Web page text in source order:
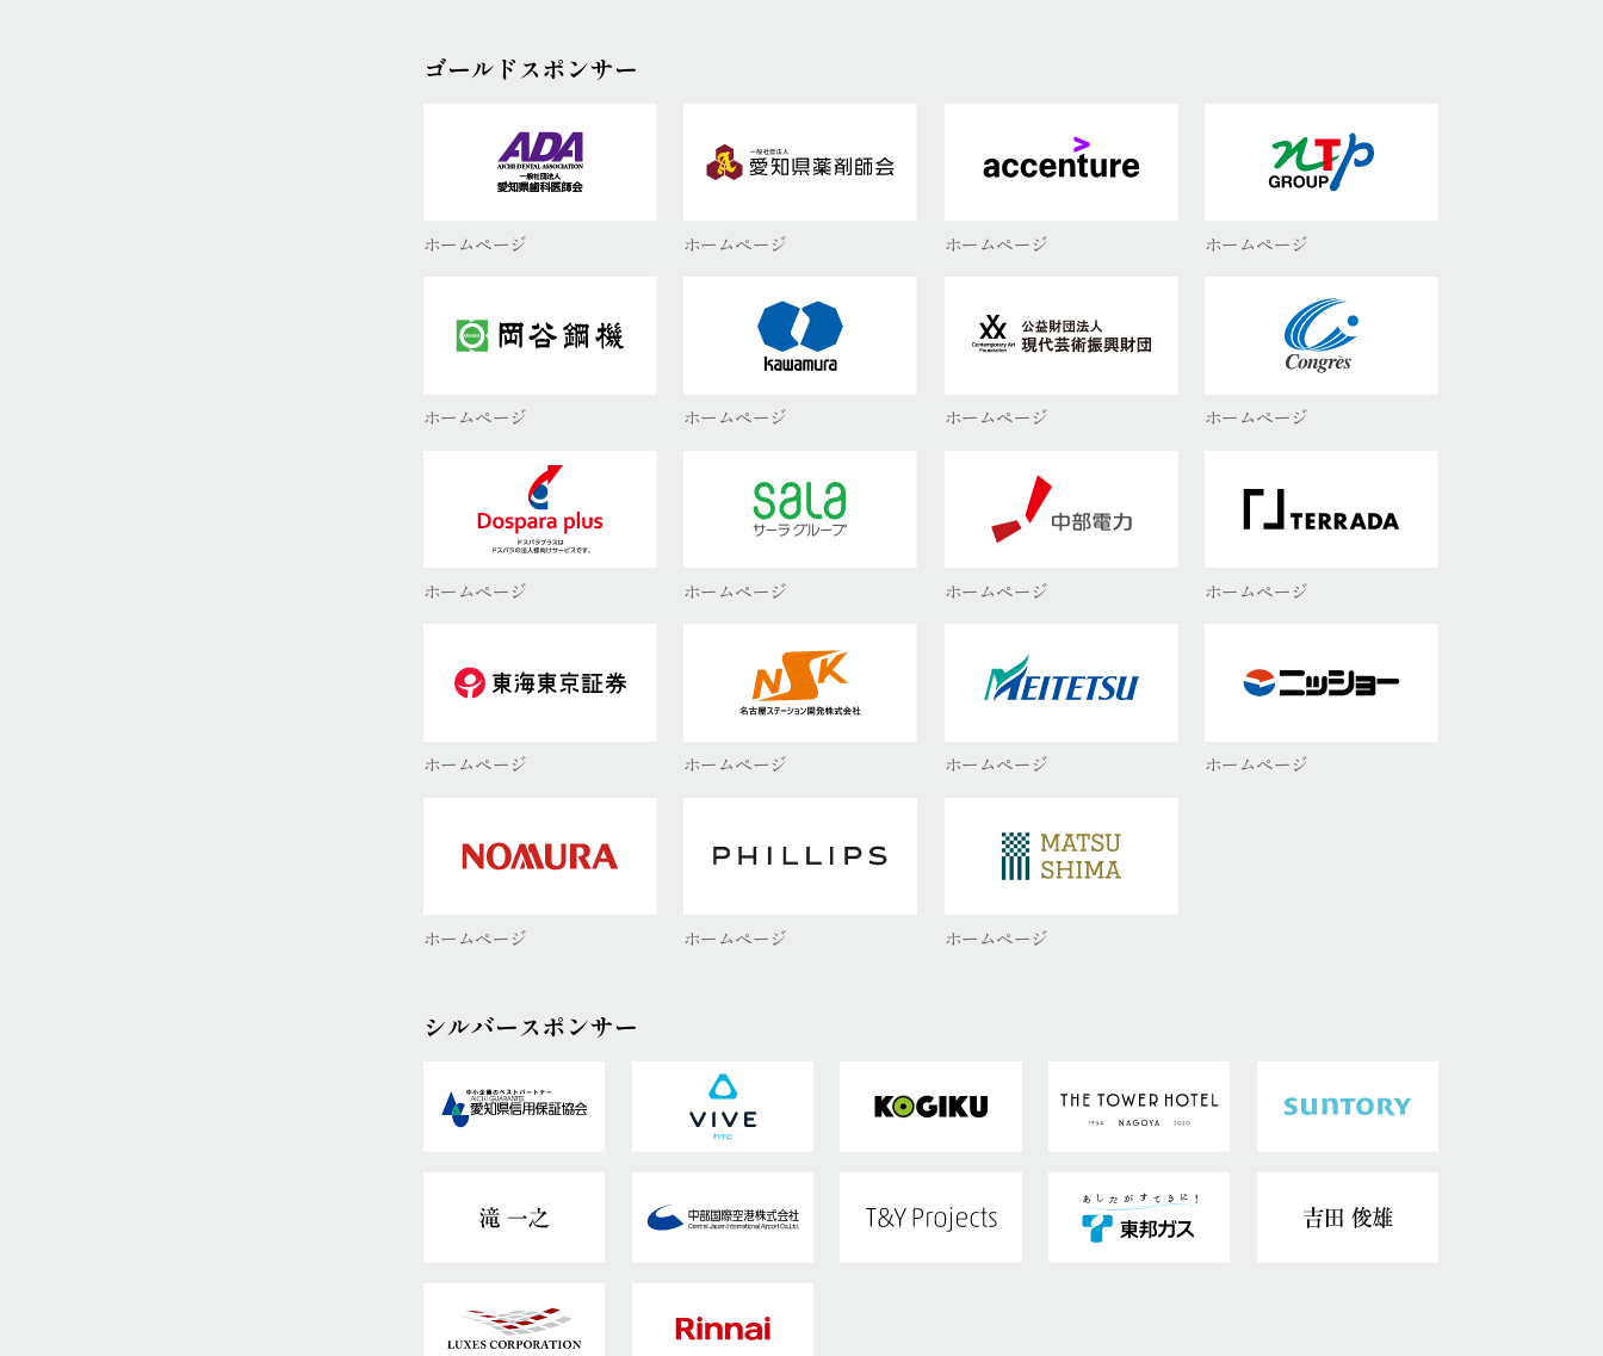
ゴールドスポンサー
ホームページ ホームページ ホームページ ホームページ
ホームページ ホームページ ホームページ ホームページ
ホームページ ホームページ ホームページ ホームページ
ホームページ ホームページ ホームページ ホームページ
ホームページ ホームページ ホームページ
シルバースポンサー